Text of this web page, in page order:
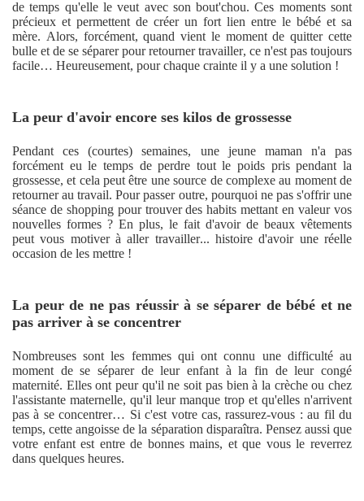
de temps qu'elle le veut avec son bout'chou. Ces moments sont
précieux et permettent de créer un fort lien entre le bébé et sa
mère. Alors, forcément, quand vient le moment de quitter cette
bulle et de se séparer pour retourner travailler, ce n'est pas toujours
facile… Heureusement, pour chaque crainte il y a une solution !
La peur d'avoir encore ses kilos de grossesse
Pendant ces (courtes) semaines, une jeune maman n'a pas
forcément eu le temps de perdre tout le poids pris pendant la
grossesse, et cela peut être une source de complexe au moment de
retourner au travail. Pour passer outre, pourquoi ne pas s'offrir une
séance de shopping pour trouver des habits mettant en valeur vos
nouvelles formes ? En plus, le fait d'avoir de beaux vêtements
peut vous motiver à aller travailler... histoire d'avoir une réelle
occasion de les mettre !
La peur de ne pas réussir à se séparer de bébé et ne
pas arriver à se concentrer
Nombreuses sont les femmes qui ont connu une difficulté au
moment de se séparer de leur enfant à la fin de leur congé
maternité. Elles ont peur qu'il ne soit pas bien à la crèche ou chez
l'assistante maternelle, qu'il leur manque trop et qu'elles n'arrivent
pas à se concentrer… Si c'est votre cas, rassurez-vous : au fil du
temps, cette angoisse de la séparation disparaîtra. Pensez aussi que
votre enfant est entre de bonnes mains, et que vous le reverrez
dans quelques heures.